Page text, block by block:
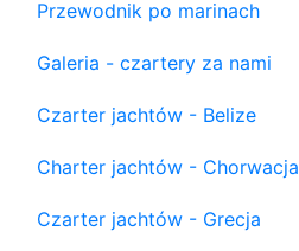
Przewodnik po marinach
Galeria - czartery za nami
Czarter jachtów - Belize
Charter jachtów - Chorwacja
Czarter jachtów - Grecja